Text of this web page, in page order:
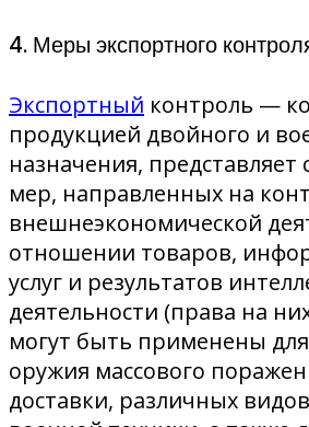
4. Меры экспортного
Экспортный контроль —
продукцией двойного и
назначения, представляет
мер, направленных на
внешнеэкономической
отношении товаров,
услуг и результатов
деятельности (права на
могут быть применены
оружия массового
доставки, различных